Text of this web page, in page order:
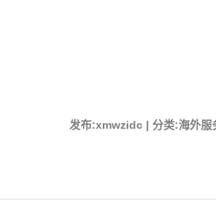
发布:xmwzidc | 分类:海外服